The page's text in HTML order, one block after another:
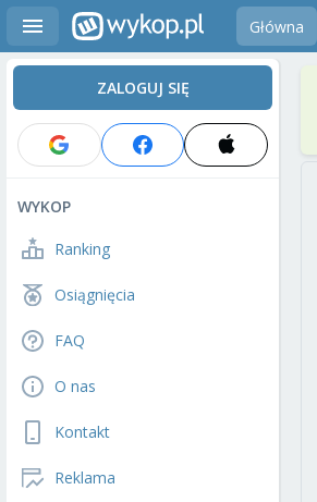
Główna
ZALOGUJ SIĘ
WYKOP
Ranking
Osiągnięcia
FAQ
O nas
Kontakt
Reklama